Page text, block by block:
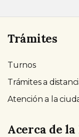
Trámites
Turnos
Trámites a
Atención a la
Acerca de